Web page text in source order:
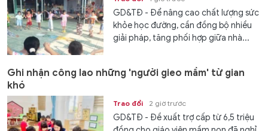
GD&TĐ - Để nâng cao chất lượng sức
khỏe học đường, cần đồng bộ nhiều
giải pháp, tăng phối hợp giữa nhà...
Ghi nhận công lao những 'người gieo mầm' từ gian
khó
Trao đổi 2 giờ trước
GD&TĐ - Đề xuất trợ cấp từ 6,5 triệu